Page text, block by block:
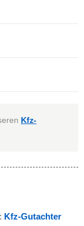
Kfz-
Kfz-Gutachter